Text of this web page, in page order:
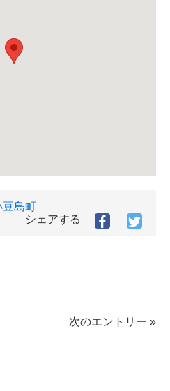
島町
シェアする
Facebook
シ
す
シ
す
次のエントリー »